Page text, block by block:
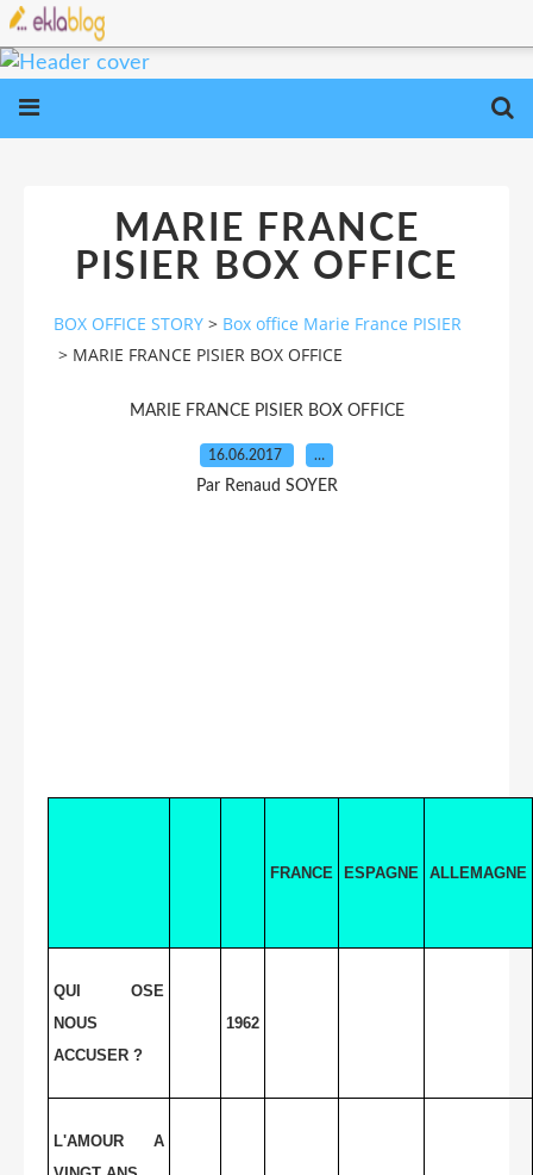
MARIE FRANCE
PISIER BOX OFFICE
BOX OFFICE STORY > Box office Marie France PISIER
> MARIE FRANCE PISIER BOX OFFICE
MARIE FRANCE PISIER BOX OFFICE
16.06.2017 …
Par Renaud SOYER
FRANCE ESPAGNE ALLEMAGNE
QUI OSE
NOUS
ACCUSER ?
1962
L'AMOUR A